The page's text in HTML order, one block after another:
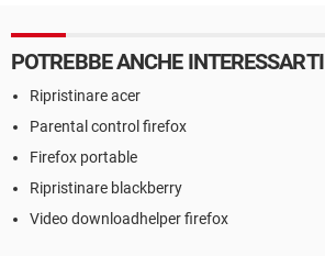
POTREBBE ANCHE INTERESSARTI
Ripristinare acer
Parental control firefox
Firefox portable
Ripristinare blackberry
Video downloadhelper firefox